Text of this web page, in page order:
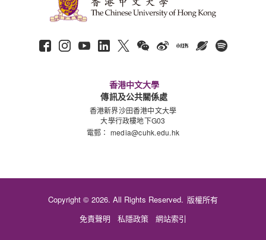
香港中文大學
傳訊及公共關係處
香港新界沙田香港中文大學
大學行政樓地下G03
電郵： media@cuhk.edu.hk
Copyright © 2026. All Rights Reserved. 版權所有
免責聲明
私隱政策 網站索引